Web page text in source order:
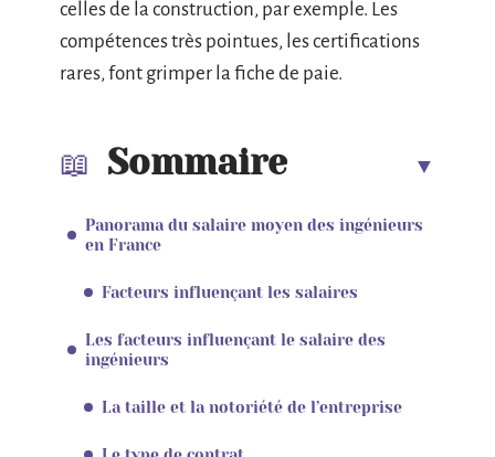
celles de la construction, par exemple. Les
compétences très pointues, les certifications
rares, font grimper la fiche de paie.
Sommaire
Panorama du salaire moyen des ingénieurs
en France
Facteurs influençant les salaires
Les facteurs influençant le salaire des
ingénieurs
La taille et la notoriété de l’entreprise